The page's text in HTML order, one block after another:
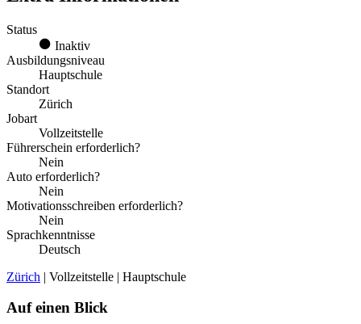
Status
Inaktiv
Ausbildungsniveau
Hauptschule
Standort
Zürich
Jobart
Vollzeitstelle
Führerschein erforderlich?
Nein
Auto erforderlich?
Nein
Motivationsschreiben erforderlich?
Nein
Sprachkenntnisse
Deutsch
Zürich | Vollzeitstelle | Hauptschule
Auf einen Blick